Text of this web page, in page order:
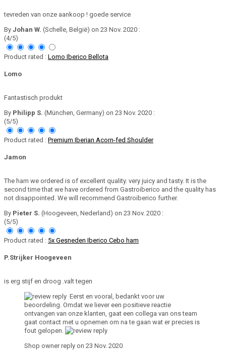
tevreden van onze aankoop ! goede service
By Johan W. (Schelle, België) on 23 Nov. 2020 :
(4/5)
Product rated : Lomo Iberico Bellota
Lomo
Fantastisch produkt
By Philipp S. (München, Germany) on 23 Nov. 2020 :
(5/5)
Product rated : Premium Iberian Acorn-fed Shoulder
Jamon
The ham we ordered is of excellent quality. very juicy and tasty. It is the
second time that we have ordered from Gastroiberico and the quality has
not disappointed. We will recommend Gastroiberico further.
By Pieter S. (Hoogeveen, Nederland) on 23 Nov. 2020 :
(5/5)
Product rated : 5x Gesneden Iberico Cebo ham
P.Strijker Hoogeveen
is erg stijf en droog .valt tegen
Eerst en vooral, bedankt voor uw
beoordeling. Omdat we liever een positieve reactie
ontvangen van onze klanten, gaat een collega van ons team
gaat contact met u opnemen om na te gaan wat er precies is
fout gelopen.
Shop owner reply on 23 Nov. 2020